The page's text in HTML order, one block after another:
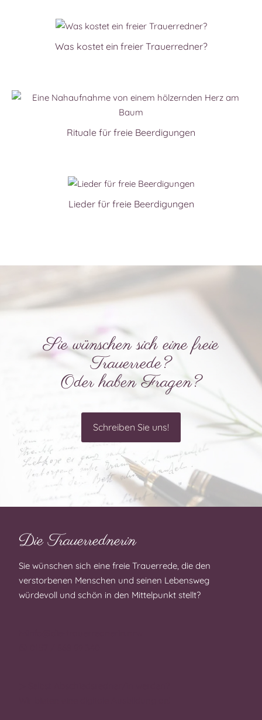
Was kostet ein freier Trauerredner?
Rituale für freie Beerdigungen
Lieder für freie Beerdigungen
Sie wünschen sich eine freie
Trauerrede?
Oder haben Fragen?
Schreiben Sie uns!
Die Trauerrednerin
Sie wünschen sich eine freie Trauerrede, die den
verstorbenen Menschen und seinen Lebensweg
würdevoll und schön in den Mittelpunkt stellt?